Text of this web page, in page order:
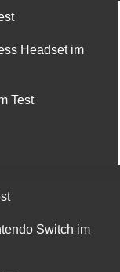
Headset im
Test
Switch im